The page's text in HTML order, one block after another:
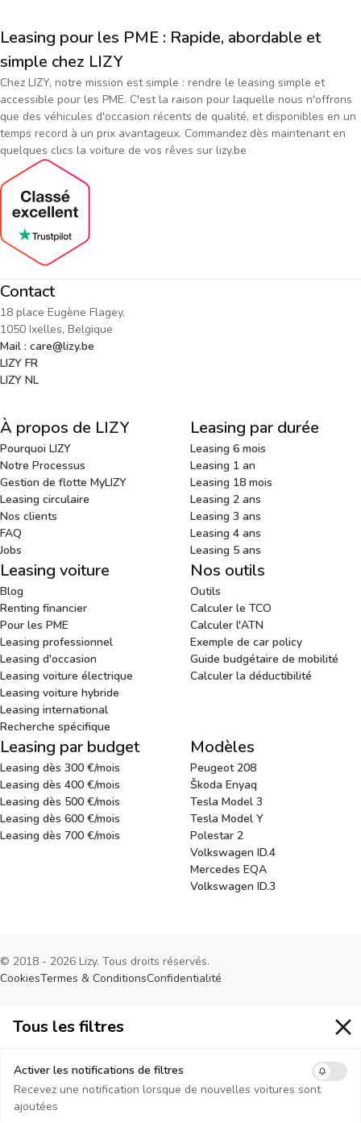
Leasing pour les PME : Rapide, abordable et
simple chez LIZY
Chez LIZY, notre mission est simple : rendre le leasing simple et
accessible pour les PME. C'est la raison pour laquelle nous n'offrons
que des véhicules d'occasion récents de qualité, et disponibles en un
temps record à un prix avantageux. Commandez dès maintenant en
quelques clics la voiture de vos rêves sur lizy.be
Contact
18 place Eugène Flagey,
1050 Ixelles, Belgique
Mail : care@lizy.be
LIZY FR
LIZY NL
À propos de LIZY
Pourquoi LIZY
Notre Processus
Gestion de flotte MyLIZY
Leasing circulaire
Nos clients
FAQ
Jobs
Leasing par durée
Leasing 6 mois
Leasing 1 an
Leasing 18 mois
Leasing 2 ans
Leasing 3 ans
Leasing 4 ans
Leasing 5 ans
Leasing voiture
Blog
Renting financier
Pour les PME
Leasing professionnel
Leasing d'occasion
Leasing voiture électrique
Leasing voiture hybride
Leasing international
Recherche spécifique
Nos outils
Outils
Calculer le TCO
Calculer l'ATN
Exemple de car policy
Guide budgétaire de mobilité
Calculer la déductibilité
Leasing par budget
Leasing dès 300 €/mois
Leasing dès 400 €/mois
Leasing dès 500 €/mois
Leasing dès 600 €/mois
Leasing dès 700 €/mois
Modèles
Peugeot 208
Škoda Enyaq
Tesla Model 3
Tesla Model Y
Polestar 2
Volkswagen ID.4
Mercedes EQA
Volkswagen ID.3
© 2018 - 2026 Lizy. Tous droits réservés.
CookiesTermes & ConditionsConfidentialité
Tous les filtres
Tous les filtres
Activer les notifications de filtres
Recevez une notification lorsque de nouvelles voitures sont
ajoutées